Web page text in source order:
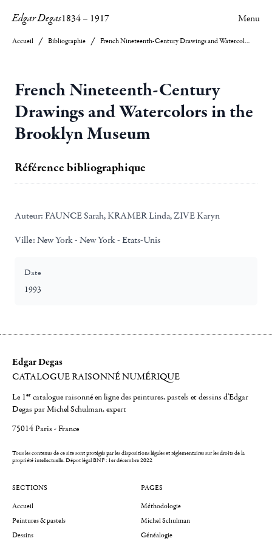
Edgar Degas1834– 1917 Menu
Accueil Bibliographie French Nineteenth-Century Drawings and Watercolors in the Brooklyn Museum
French Nineteenth-Century
Drawings and Watercolors in the
Brooklyn Museum
Référence bibliographique
Auteur: FAUNCE Sarah, KRAMER Linda, ZIVE Karyn
Ville: New York - New York - Etats-Unis
Date
1993
Edgar Degas
CATALOGUE RAISONNÉ NUMÉRIQUE
Le 1er catalogue raisonné en ligne des peintures, pastels et dessins d'Edgar
Degas par Michel Schulman, expert
75014 Paris - France
Tous les contenus de ce site sont protégés par les dispositions légales et réglementaires sur les droits de la
propriété intellectuelle.Dépot légal BNF : 1er décembre 2022
SECTIONS
Accueil
Peintures & pastels
Dessins
PAGES
Méthodologie
Michel Schulman
Généalogie